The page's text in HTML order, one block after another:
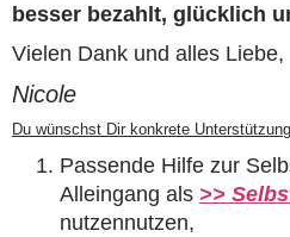
besser bezahlt, glücklich
Vielen Dank und alles Liebe,
Nicole
Du wünschst Dir konkrete
Passende Hilfe zur
Alleingang als >>
nutzennutzen,